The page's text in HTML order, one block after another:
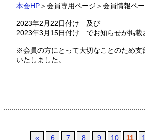
本会HP＞会員専用ページ＞会員情報ペ
2023年2月22日付け 及び
2023年3月15日付け でお知らせが掲載
※会員の方にとって大切なことのため支
いたしました。
« 6 7 8 9 10 11